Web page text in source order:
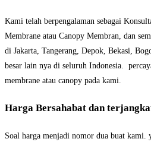
Kami telah berpengalaman sebagai
Membrane atau Canopy Membran, dan
di Jakarta, Tangerang, Depok, Bekasi,
besar lain nya di seluruh Indonesia.
membrane atau canopy pada kami.
Harga Bersahabat dan
Soal harga menjadi nomor dua buat kami.